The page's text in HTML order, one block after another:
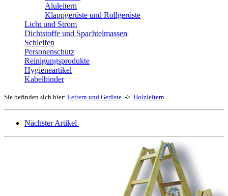
Aluleitern
Klappgerüste und Rollgerüste
Licht und Strom
Dichtstoffe und Spachtelmassen
Schleifen
Personenschutz
Reinigungsprodukte
Hygieneartikel
Kabelbinder
Sie befinden sich hier: Leitern und Gerüste -> Holzleitern
Nächster Artikel